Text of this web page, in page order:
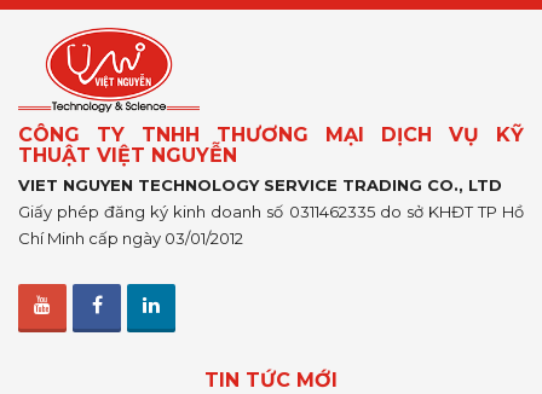
CÔNG TY TNHH THƯƠNG MẠI DỊCH VỤ KỸ
THUẬT VIỆT NGUYỄN
VIET NGUYEN TECHNOLOGY SERVICE TRADING CO., LTD
Giấy phép đăng ký kinh doanh số 0311462335 do sở KHĐT TP Hồ
Chí Minh cấp ngày 03/01/2012
TIN TỨC MỚI